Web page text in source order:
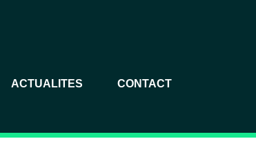
ACTUALITES CONTACT